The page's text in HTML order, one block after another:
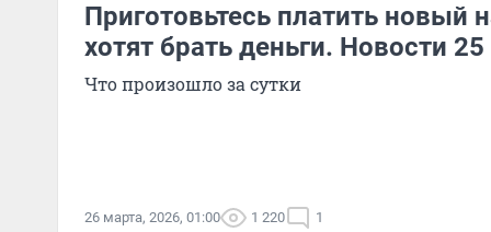
Приготовьтесь платить новый
хотят брать деньги. Новости
Что произошло за сутки
26 марта, 2026, 01:00 1 220 1